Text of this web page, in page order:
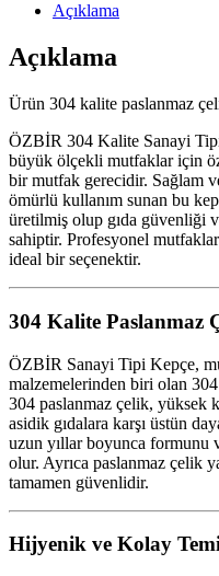
Açıklama
Açıklama
Ürün 304 kalite paslanmaz
ÖZBİR 304 Kalite Sanayi
büyük ölçekli mutfaklar için
bir mutfak gerecidir. Sağlam
ömürlü kullanım sunan bu
üretilmiş olup gıda güvenliği
sahiptir. Profesyonel
ideal bir seçenektir.
304 Kalite Paslanmaz
ÖZBİR Sanayi Tipi Kepçe,
malzemelerinden biri olan
304 paslanmaz çelik, yüksek
asidik gıdalara karşı üstün
uzun yıllar boyunca formunu
olur. Ayrıca paslanmaz çelik
tamamen güvenlidir.
Hijyenik ve Kolay